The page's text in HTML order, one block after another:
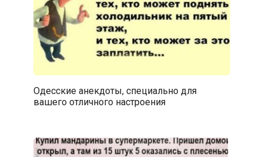
Одесские анекдоты, специально для
вашего отличного настроения